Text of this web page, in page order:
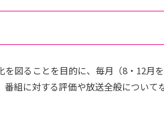
図ることを目的に、毎月（8・12月
組に対する評価や放送全般につい